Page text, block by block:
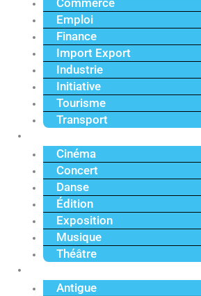
Commerce
Emploi
Finance
Import Export
Industrie
Initiative
Tourisme
Transport
Cinéma
Concert
Danse
Édition
Exposition
Musique
Théâtre
Antigue